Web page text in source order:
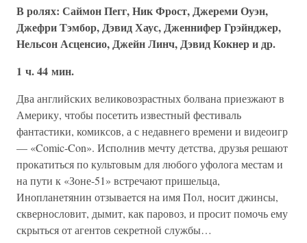
В ролях: Саймон Пегг, Ник Фрост, Джереми Оуэн,
Джефри Тэмбор, Дэвид Хаус, Дженнифер Грэйнджер,
Нельсон Асценсио, Джейн Линч, Дэвид Кокнер и др.
1 ч. 44 мин.
Два английских великовозрастных болвана приезжают в
Америку, чтобы посетить известный фестиваль
фантастики, комиксов, а с недавнего времени и видеоигр
— «Comic-Con». Исполнив мечту детства, друзья решают
прокатиться по культовым для любого уфолога местам и
на пути к «Зоне-51» встречают пришельца,
Инопланетянин отзывается на имя Пол, носит джинсы,
сквернословит, дымит, как паровоз, и просит помочь ему
скрыться от агентов секретной службы…